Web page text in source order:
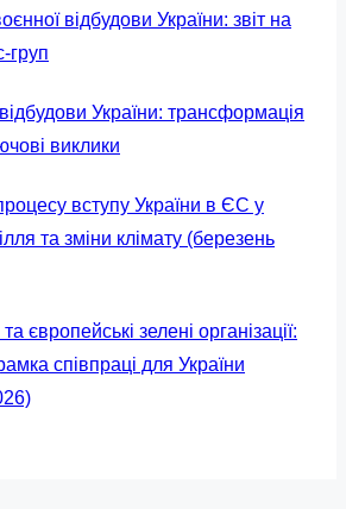
відбудови України: звіт на
груп
України: трансформація
виклики
вступу України в ЄС у
та зміни клімату (березень
європейські зелені організації:
співпраці для України